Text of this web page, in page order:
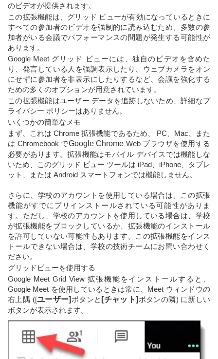
のビデオが提供されます。
この拡張機能は、グリッド ビューが有効になっているときに
すべての参加者のビデオを強制的に読み込むため、多数の参
加者がいる会議でパフォーマンスの問題が発生する可能性が
あります。
Google Meet グリッド ビューには、独自のビデオを含めた
り、発言している人を強調表示したり、ウェブカメラをオン
にせずに参加者を非表示にしたりするなど、会議を強化する
ための多くのオプションが用意されています。
この拡張機能はユーザー データを追跡しないため、詳細なプ
ライバシー ポリシーはありません。
いくつかの簡単なメモ
まず、これは Chrome 拡張機能であるため、 PC、Mac、また
は Chromebook でGoogle Chrome Web ブラウザを使用する
必要があります。拡張機能はモバイル デバイスでは機能しな
いため、このグリッド ビュー ツールは iPad、iPhone、タブレ
ット、または Android スマートフォンでは機能しません。
さらに、学校のアカウントを使用している場合は、この拡張
機能がすでにプリインストールされている可能性がありま
す。ただし、学校のアカウントを使用している場合は、学校
が拡張機能をブロックしているか、拡張機能のインストール
を許可していない可能性もあります。この拡張機能をインス
トールできない場合は、学校の技術チームにお問い合わせく
ださい。
グリッドビューを使用する
Google Meet Grid View 拡張機能をインストールすると、
Google Meet を使用しているときは常に、Meet ウィンドウの
右上隅 ([ユーザー] ボタンと [チャット] ボタンの隣) に新しい
ボタンが表示されます。